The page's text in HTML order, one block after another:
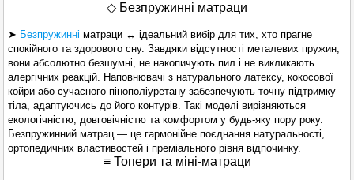
◇ Безпружинні матраци
➤ Безпружинні матраци ↔ ідеальний вибір для тих, хто прагне
спокійного та здорового сну. Завдяки відсутності металевих пружин,
вони абсолютно безшумні, не накопичують пил і не викликають
алергічних реакцій. Наповнювачі з натурального латексу, кокосової
койри або сучасного пінополіуретану забезпечують точну підтримку
тіла, адаптуючись до його контурів. Такі моделі вирізняються
екологічністю, довговічністю та комфортом у будь-яку пору року.
Безпружинний матрац — це гармонійне поєднання натуральності,
ортопедичних властивостей і преміального рівня відпочинку.
≡ Топери та міні-матраци